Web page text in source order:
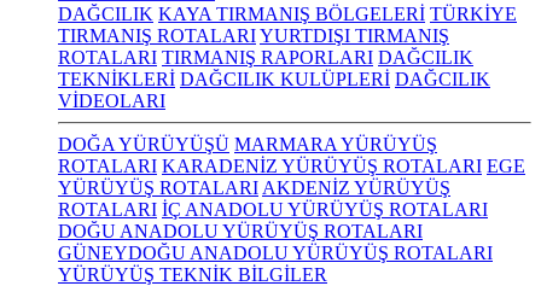
DAĞCILIK KAYA TIRMANIŞ BÖLGELERİ TÜRKİYE
TIRMANIŞ ROTALARIYURTDIŞI TIRMANIŞ
ROTALARI TIRMANIŞ RAPORLARI DAĞCILIK
TEKNİKLERİ DAĞCILIK KULÜPLERİ DAĞCILIK
VİDEOLARI
DOĞA YÜRÜYÜŞÜ MARMARA YÜRÜYÜŞ
ROTALARI KARADENİZ YÜRÜYÜŞ ROTALARI EGE
YÜRÜYÜŞ ROTALARI AKDENİZ YÜRÜYÜŞ
ROTALARI İÇ ANADOLU YÜRÜYÜŞ ROTALARI
DOĞU ANADOLU YÜRÜYÜŞ ROTALARI
GÜNEYDOĞU ANADOLU YÜRÜYÜŞ ROTALARI
YÜRÜYÜŞ TEKNİK BİLGİLER